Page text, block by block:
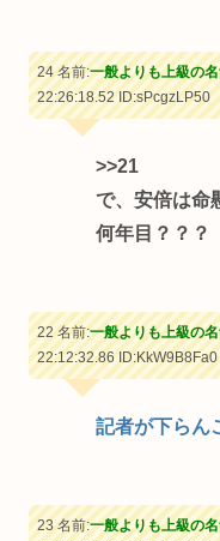
24 名前:一般よりも上級の
22:26:18.52ID:sPcgzLP50
>>21
で、安倍は命
何年目？？？
22 名前:一般よりも上級の
22:12:32.86ID:KkW9B8Fa0
記者が下らん
23 名前:一般よりも上級の